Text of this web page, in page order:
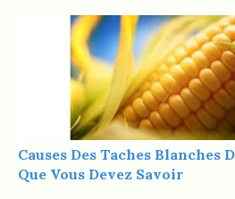
Causes Des Taches Blanches
Que Vous Devez Savoir